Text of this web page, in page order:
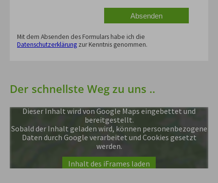
Mit dem Absenden des Formulars habe ich die
Datenschutzerklärung zur Kenntnis genommen.
Der schnellste Weg zu uns ..
Dieser Inhalt wird von Google Maps eingebettet und
bereitgestellt.
Sobald der Inhalt geladen wird, können personenbezogene
Daten durch Google verarbeitet und Cookies gesetzt
werden.
Inhalt des iFrames laden